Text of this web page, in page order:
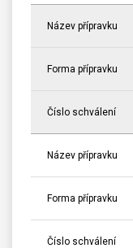
Název přípravku
Forma přípravku
Číslo schválení
Název přípravku
Forma přípravku
Číslo schválení